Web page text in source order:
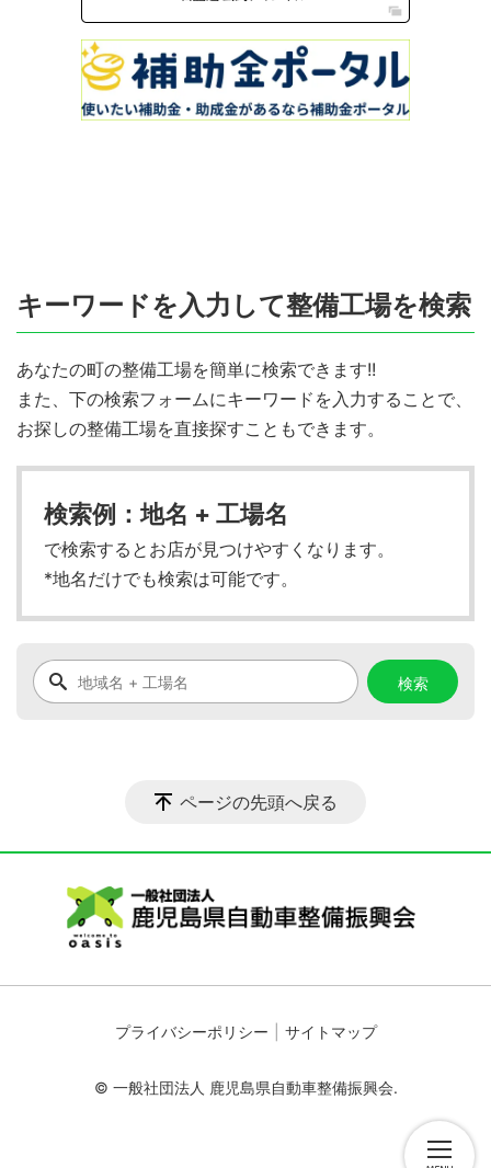
キーワードを入力して整備工場を検索
あなたの町の整備工場を簡単に検索できます!!
また、下の検索フォームにキーワードを入力することで、
お探しの整備工場を直接探すこともできます。
検索例：地名 + 工場名
で検索するとお店が見つけやすくなります。
*地名だけでも検索は可能です。
ページの先頭へ戻る
プライバシーポリシー サイトマップ
© 一般社団法人 鹿児島県自動車整備振興会.